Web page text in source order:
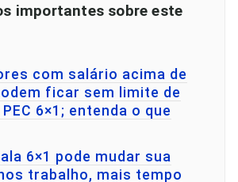
importantes sobre este
com salário acima de
ficar sem limite de
6×1; entenda o que
6×1 pode mudar sua
trabalho, mais tempo